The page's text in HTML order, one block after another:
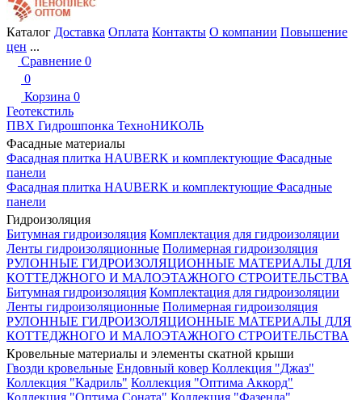
Каталог Доставка Оплата Контакты О компании Повышение
цен ...
Сравнение 0
0
Корзина 0
Геотекстиль
ПВХ Гидрошпонка ТехноНИКОЛЬ
Фасадные материалы
Фасадная плитка HAUBERK и комплектующие Фасадные
панели
Фасадная плитка HAUBERK и комплектующие Фасадные
панели
Гидроизоляция
Битумная гидроизоляция Комплектация для гидроизоляции
Ленты гидроизоляционные Полимерная гидроизоляция
РУЛОННЫЕ ГИДРОИЗОЛЯЦИОННЫЕ МАТЕРИАЛЫ ДЛЯ
КОТТЕДЖНОГО И МАЛОЭТАЖНОГО СТРОИТЕЛЬСТВА
Битумная гидроизоляция Комплектация для гидроизоляции
Ленты гидроизоляционные Полимерная гидроизоляция
РУЛОННЫЕ ГИДРОИЗОЛЯЦИОННЫЕ МАТЕРИАЛЫ ДЛЯ
КОТТЕДЖНОГО И МАЛОЭТАЖНОГО СТРОИТЕЛЬСТВА
Кровельные материалы и элементы скатной крыши
Гвозди кровельные Ендовный ковер Коллекция "Джаз"
Коллекция "Кадриль" Коллекция "Оптима Аккорд"
Коллекция "Оптима Соната" Коллекция "Фазенда"